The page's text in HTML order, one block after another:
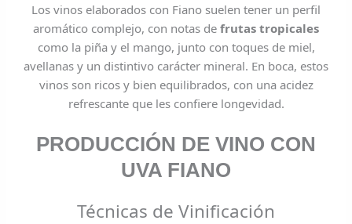
Los vinos elaborados con Fiano suelen tener un perfil
aromático complejo, con notas de frutas tropicales
como la piña y el mango, junto con toques de miel,
avellanas y un distintivo carácter mineral. En boca, estos
vinos son ricos y bien equilibrados, con una acidez
refrescante que les confiere longevidad.
PRODUCCIÓN DE VINO CON
UVA FIANO
Técnicas de Vinificación